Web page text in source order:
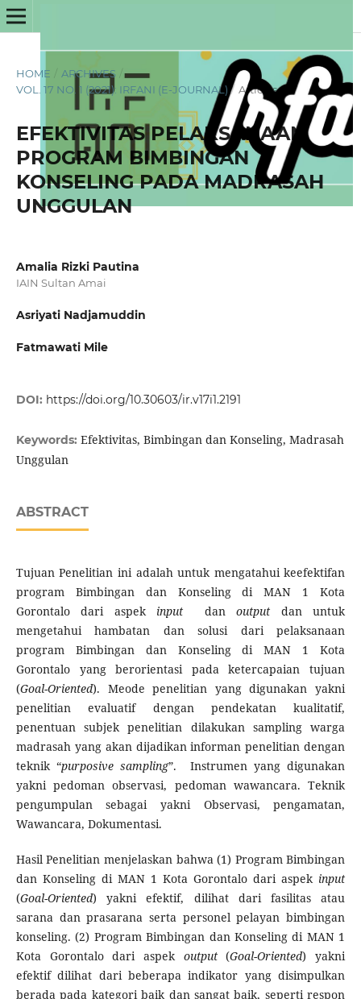
HOME ARCHIVES
VOL. 17 NO. 1 (2021): IRFANI (E-JOURNAL) / Articles
EFEKTIVITAS PELAKSANAAN
PROGRAM BIMBINGAN
KONSELING PADA MADRASAH
UNGGULAN
Amalia Rizki Pautina
IAIN Sultan Amai
Asriyati Nadjamuddin
Fatmawati Mile
DOI: https://doi.org/10.30603/ir.v17i1.2191
Keywords: Efektivitas, Bimbingan dan Konseling, Madrasah
Unggulan
ABSTRACT
Tujuan Penelitian ini adalah untuk mengatahui keefektifan
program Bimbingan dan Konseling di MAN 1 Kota
Gorontalo dari aspek input danoutput dan untuk
mengetahui hambatan dan solusi dari pelaksanaan
program Bimbingan dan Konseling di MAN 1 Kota
Gorontalo yang berorientasi pada ketercapaian tujuan
(Goal-Oriented). Meode penelitian yang digunakan yakni
penelitian evaluatif dengan pendekatan kualitatif,
penentuan subjek penelitian dilakukan sampling warga
madrasah yang akan dijadikan informan penelitian dengan
teknik “purposive sampling”. Instrumen yang digunakan
yakni pedoman observasi, pedoman wawancara. Teknik
pengumpulan sebagai yakni Observasi, pengamatan,
Wawancara, Dokumentasi.
Hasil Penelitian menjelaskan bahwa (1) Program Bimbingan
dan Konseling di MAN 1 Kota Gorontalo dari aspek input
(Goal-Oriented) yakni efektif, dilihat dari fasilitas atau
sarana dan prasarana serta personel pelayan bimbingan
konseling. (2) Program Bimbingan dan Konseling di MAN 1
Kota Gorontalo dari aspek output(Goal-Oriented) yakni
efektif dilihat dari beberapa indikator yang disimpulkan
berada pada kategori baik dan sangat baik, seperti respon